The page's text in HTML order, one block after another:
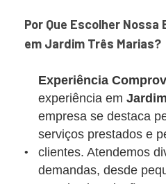
Por Que Escolher
em Jardim Três Marias?
Experiência
experiência em
empresa se destaca
serviços prestados e
clientes. Atendemos
demandas, desde